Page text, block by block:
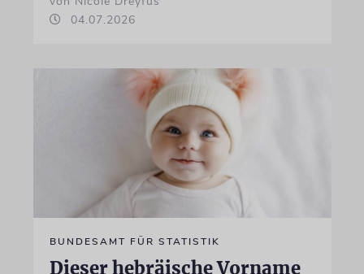
04.07.2026
BUNDESAMT FÜR STATISTIK
Dieser hebräische Vorname